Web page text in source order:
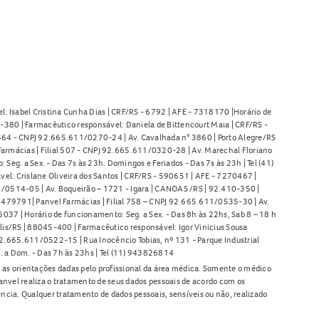
Cristina Cunha Dias | CRF/RS - 6792 | AFE - 7318170 |Horário de
| Farmacêutico responsável: Daniela de Bittencourt Maia | CRF/RS -
- CNPJ 92.665.611/0270-24 | Av. Cavalhada n° 3860 | Porto Alegre/RS
| Filial 507 - CNPJ 92.665.611/0320-28 | Av. Marechal Floriano
a Sex. - Das 7s às 23h. Domingos e Feriados - Das 7s às 23h | Tel (41)
Crislane Oliveira dos Santos | CRF/RS - 590651 | AFE - 7270467 |
0514-05 | Av. Boqueirão – 1721 - Igara | CANOAS /RS | 92.410-350 |
Panvel Farmácias | Filial 758 – CNPJ 92.665.611/0535-30 | Av.
| Horário de funcionamento: Seg. a Sex. - Das 8h às 22hs, Sab 8 – 18 h
RS | 88045-400 | Farmacêutico responsável: Igor Vinicius Sousa
0522-15 | Rua Inocêncio Tobias, nº 131 - Parque Industrial
a Dom. - Das 7h às 23hs | Tel (11) 943826814
orientações dadas pelo profissional da área médica. Somente o médico
realiza o tratamento de seus dados pessoais de acordo com os
Qualquer tratamento de dados pessoais, sensíveis ou não, realizado